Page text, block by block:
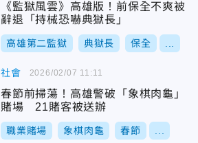
《監獄風雲》高雄版！前保全不爽被
辭退「持械恐嚇典獄長」
高雄第二監獄 典獄長 保全
社會
春節前掃蕩！高雄警破「象棋肉龜」
賭場 21賭客被送辦
職業賭場 象棋肉龜 春節
2026/02/07 11:11